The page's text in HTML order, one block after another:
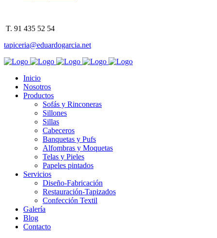
T. 91 435 52 54
tapiceria@eduardogarcia.net
Inicio
Nosotros
Productos
Sofás y Rinconeras
Sillones
Sillas
Cabeceros
Banquetas y Pufs
Alfombras y Moquetas
Telas y Pieles
Papeles pintados
Servicios
Diseño-Fabricación
Restauración-Tapizados
Confección Textil
Galería
Blog
Contacto